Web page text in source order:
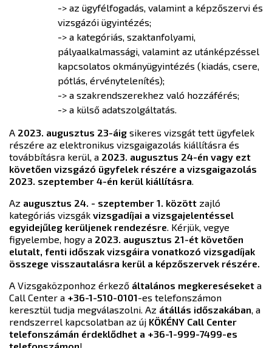
-> az ügyfélfogadás, valamint a képzőszervi és
vizsgázói ügyintézés;
-> a kategóriás, szaktanfolyami,
pályaalkalmassági, valamint az utánképzéssel
kapcsolatos okmányügyintézés (kiadás, csere,
pótlás, érvénytelenítés);
-> a szakrendszerekhez való hozzáférés;
-> a külső adatszolgáltatás.
A 2023. augusztus 23-áig sikeres vizsgát tett ügyfelek
részére az elektronikus vizsgaigazolás kiállításra és
továbbításra kerül, a 2023. augusztus 24-én vagy ezt
követően vizsgázó ügyfelek részére a vizsgaigazolás
2023. szeptember 4-én kerül kiállításra.
Az augusztus 24. - szeptember 1. között zajló
kategóriás vizsgák vizsgadíjai a vizsgajelentéssel
egyidejűleg kerüljenek rendezésre. Kérjük, vegye
figyelembe, hogy a 2023. augusztus 21-ét követően
elutalt, fenti időszak vizsgáira vonatkozó vizsgadíjak
összege visszautalásra kerül a képzőszervek részére.
A Vizsgaközponhoz érkező általános megkereséseket a
Call Center a +36-1-510-0101-es telefonszámon
keresztül tudja megválaszolni. Az átállás időszakában, a
rendszerrel kapcsolatban az új KÖKÉNY Call Center
telefonszámán érdeklődhet a +36-1-999-7499-es